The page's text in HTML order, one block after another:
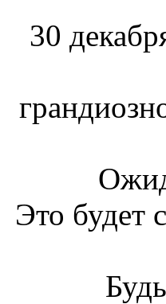
30
Это будет